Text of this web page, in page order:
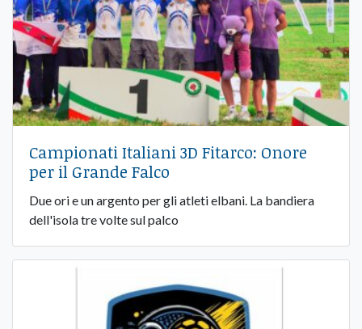
Campionati Italiani 3D Fitarco: Onore
per il Grande Falco
Due ori e un argento per gli atleti elbani. La bandiera
dell'isola tre volte sul palco